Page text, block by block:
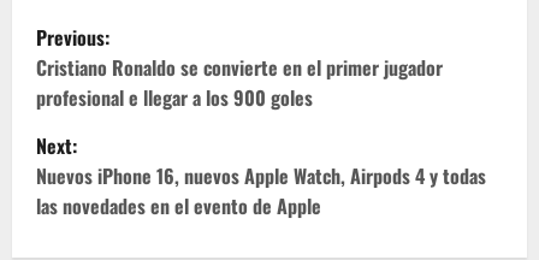
P
o
s
t
n
Previous:
Cristiano Ronaldo se convierte en el primer jugador
profesional e llegar a los 900 goles
Next:
Nuevos iPhone 16, nuevos Apple Watch, Airpods 4 y todas
las novedades en el evento de Apple